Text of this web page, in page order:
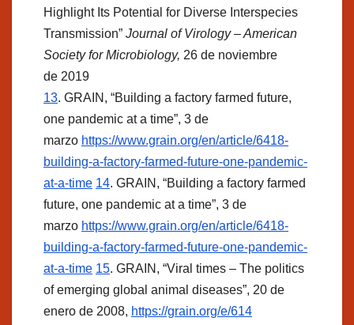
Highlight Its Potential for Diverse Interspecies
Transmission” Journal of Virology – American
Society for Microbiology, 26 de noviembre
de 2019
13. GRAIN, “Building a factory farmed future,
one pandemic at a time”, 3 de
marzo https://www.grain.org/en/article/6418-
building-a-factory-farmed-future-one-pandemic-
at-a-time 14. GRAIN, “Building a factory farmed
future, one pandemic at a time”, 3 de
marzo https://www.grain.org/en/article/6418-
building-a-factory-farmed-future-one-pandemic-
at-a-time 15. GRAIN, “Viral times – The politics
of emerging global animal diseases”, 20 de
enero de 2008, https://grain.org/e/614